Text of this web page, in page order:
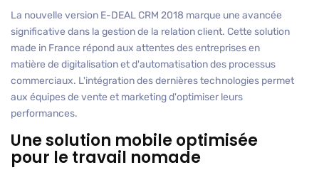
La nouvelle version E-DEAL CRM 2018 marque une avancée
significative dans la gestion de la relation client. Cette solution
made in France répond aux attentes des entreprises en
matière de digitalisation et d'automatisation des processus
commerciaux. L'intégration des dernières technologies permet
aux équipes de vente et marketing d'optimiser leurs
performances.
Une solution mobile optimisée
pour le travail nomade